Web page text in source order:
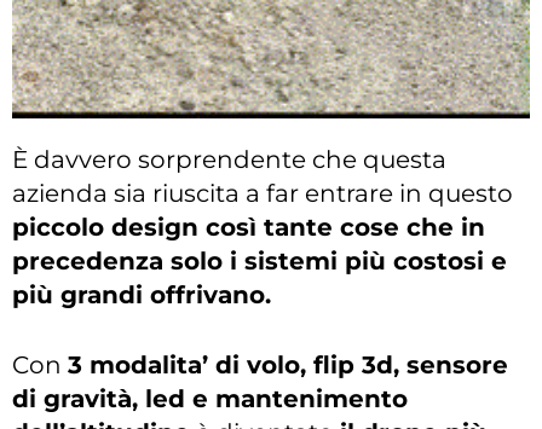
È davvero sorprendente che questa
azienda sia riuscita a far entrare in questo
piccolo design così tante cose che in
precedenza solo i sistemi più costosi e
più grandi offrivano.
Con 3 modalita’ di volo, flip 3d, sensore
di gravità, led e mantenimento